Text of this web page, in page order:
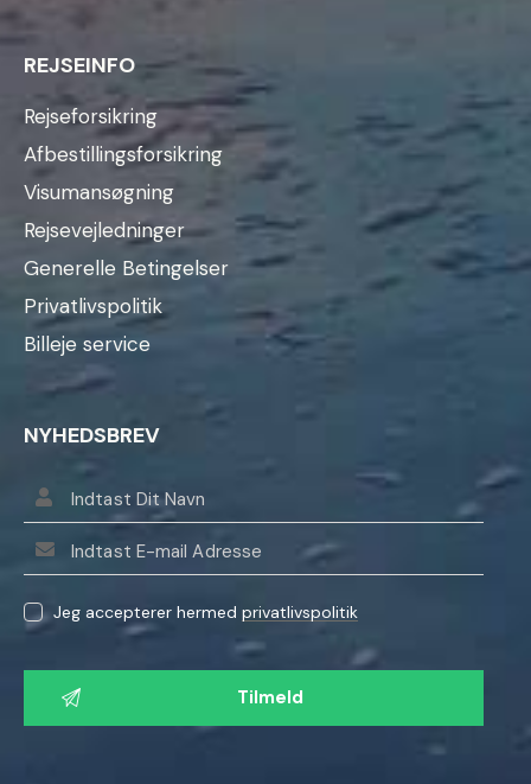
REJSEINFO
Rejseforsikring
Afbestillingsforsikring
Visumansøgning
Rejsevejledninger
Generelle Betingelser
Privatlivspolitik
Billeje service
NYHEDSBREV
Jeg accepterer hermedprivatlivspolitik
L
d